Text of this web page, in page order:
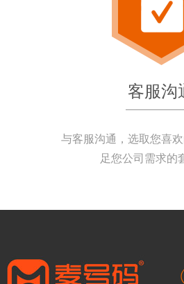
客服沟
与客服沟通，选取您喜
足您公司需求的